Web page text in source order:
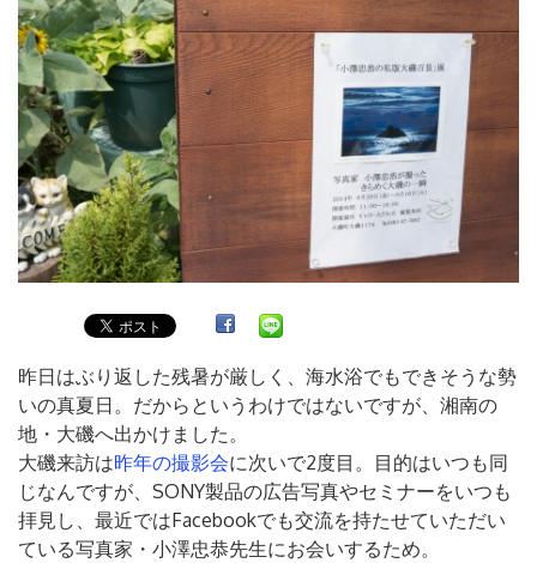
昨日はぶり返した残暑が厳しく、海水浴でもできそうな勢
いの真夏日。だからというわけではないですが、湘南の
地・大磯へ出かけました。
大磯来訪は昨年の撮影会に次いで2度目。目的はいつも同
じなんですが、SONY製品の広告写真やセミナーをいつも
拝見し、最近ではFacebookでも交流を持たせていただい
ている写真家・小澤忠恭先生にお会いするため。